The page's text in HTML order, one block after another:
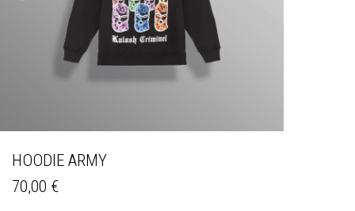
HOODIE ARMY
70,00 €